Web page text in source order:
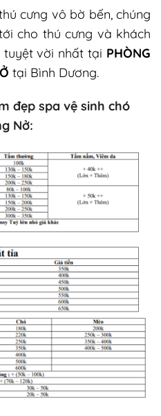
cưng vô bờ bến, chúng
cho thú cưng và khách
tuyệt vời nhất tại PHÒNG
tại Bình Dương.
đẹp spa vệ sinh chó
Nở: